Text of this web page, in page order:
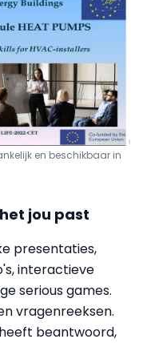
en beschikbaar in
jou past
presentaties,
interactieve
serious games.
vragenreeksen.
beantwoord,